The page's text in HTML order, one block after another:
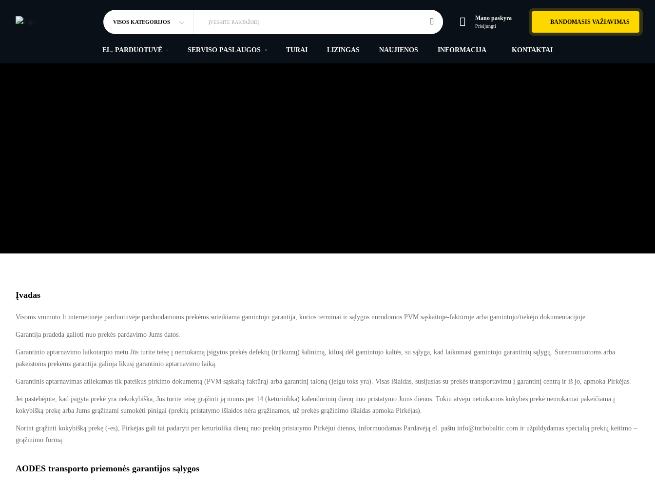
VISOS KATEGORIJOS ĮVESKITE RAKTAŽODĮ
Mano paskyra
Prisijungti
BANDOMASIS VAŽIAVIMAS
EL. PARDUOTUVĖ SERVISO PASLAUGOS TURAI LIZINGAS NAUJIENOS INFORMACIJA KONTAKTAI
Įvadas
Visoms vmmoto.lt internetinėje parduotuvėje parduodamoms prekėms suteikiama gamintojo garantija, kurios terminai ir sąlygos nurodomos PVM sąskaitoje-faktūroje arba gamintojo/tiekėjo dokumentacijoje.
Garantija pradeda galioti nuo prekės pardavimo Jums datos.
Garantinio aptarnavimo laikotarpio metu Jūs turite teisę į nemokamą įsigytos prekės defektų (trūkumų) šalinimą, kilusį dėl gamintojo kaltės, su sąlyga, kad laikomasi gamintojo garantinių sąlygų. Suremontuotoms arba
pakeistoms prekėms garantija galioja likusį garantinio aptarnavimo laiką.
Garantinis aptarnavimas atliekamas tik pateikus pirkimo dokumentą (PVM sąskaitą-faktūrą) arba garantinį taloną (jeigu toks yra). Visas išlaidas, susijusias su prekės transportavimu į garantinį centrą ir iš jo, apmoka Pirkėjas.
Jei pastebėjote, kad įsigyta prekė yra nekokybiška, Jūs turite teisę grąžinti ją mums per 14 (keturiolika) kalendorinių dienų nuo pristatymo Jums dienos. Tokiu atveju netinkamos kokybės prekė nemokamai pakeičiama į
kokybišką prekę arba Jums grąžinami sumokėti pinigai (prekių pristatymo išlaidos nėra grąžinamos, už prekės grąžinimo išlaidas apmoka Pirkėjas).
Norint grąžinti kokybišką prekę (-es), Pirkėjas gali tai padaryti per keturiolika dienų nuo prekių pristatymo Pirkėjui dienos, informuodamas Pardavėją el. paštu info@turbobaltic.com ir užpildydamas specialią prekių keitimo –
grąžinimo formą.
AODES transporto priemonės garantijos sąlygos